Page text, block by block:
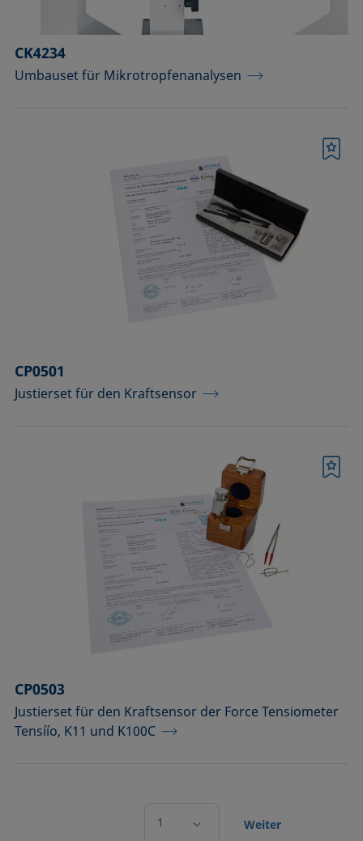
CK4234
Umbauset für Mikrotropfenanalysen
CP0501
Justierset für den Kraftsensor
CP0503
Justierset für den Kraftsensor der Force Tensiometer
Tensíío, K11 und K100C
Merkliste
1 Weiter